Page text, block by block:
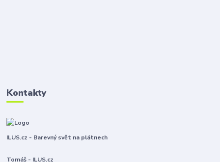
Kontakty
ILUS.cz - Barevný svět na plátnech
Tomáš - ILUS.cz